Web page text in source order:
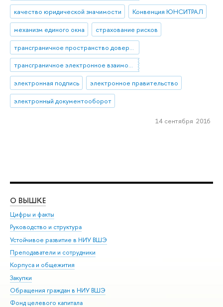
качество юридической значимости
Конвенция ЮНСИТРАЛ
механизм единого окна
страхование рисков
трансграничное электронное взаимодействие
электронная подпись
электронное правительство
электронный документооборот
14 сентября 2016
О ВЫШКЕ
Цифры и факты
Руководство и структура
Устойчивое развитие в НИУ ВШЭ
Преподаватели и сотрудники
Корпуса и общежития
Закупки
Обращения граждан в НИУ ВШЭ
Фонд целевого капитала